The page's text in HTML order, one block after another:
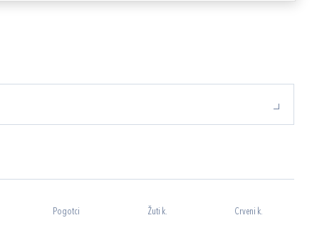
Pogotci Žuti k. Crveni k.